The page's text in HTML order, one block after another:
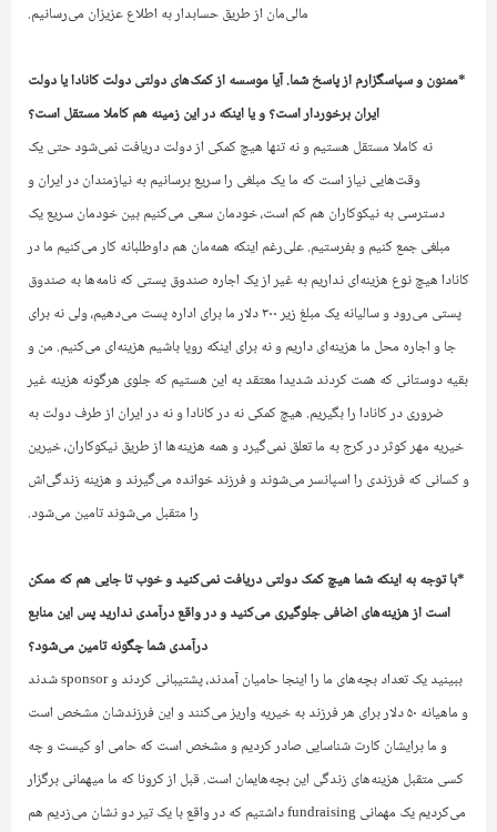
مالی‌مان از طریق حسابدار به اطلاع عزیزان می‌رسانیم.
*ممنون و سپاسگزارم از پاسخ شما. آیا موسسه از کمک‌های دولتی دولت کانادا یا دولت
ایران برخوردار است؟ و یا اینکه در این زمینه هم کاملا مستقل است؟
نه کاملا مستقل هستیم و نه تنها هیچ کمکی از دولت دریافت نمی‌شود حتی یک
وقت‌هایی نیاز است‌ که ما یک مبلغی را سریع برسانیم به نیازمندان در ایران و
دسترسی به نیکوکاران هم کم است، خودمان سعی می‌کنیم بین خودمان سریع یک
مبلغی جمع کنیم و بفرستیم. علی‌رغم اینکه همه‌مان هم داوطلبانه کار می‌کنیم‌ ما در
کانادا هیچ نوع هزینه‌ای نداریم به غیر از یک اجاره صندوق پستی که نامه‌ها به صندوق
پستی می‌رود و سالیانه یک مبلغ زیر ۳۰۰ دلار ما برای اداره پست می‌دهیم، ولی نه برای
جا و اجاره محل ما هزینه‌ای داریم و نه برای اینکه روپا باشیم هزینه‌ای می‌کنیم. من و
بقیه دوستانی که همت کردند شدیدا معتقد به این هستیم که جلوی هرگونه هزینه غیر
ضروری در کانادا را بگیریم.‌ هیچ کمکی نه در کانادا و نه در ایرا‌ن از طرف دولت به
خیریه مهر کوثر در کرج به ما تعلق نمی‌گیرد و همه هزینه‌ها از طریق نیکوکاران، خیرین
و کسانی که فرزندی را اسپانسر می‌شوند و فرزند خوانده می‌گیرند و هزینه زندگی‌اش
را متقبل می‌شوند تامین می‌شود.
*با توجه به اینکه شما هیچ کمک دولتی دریافت نمی‌کنید و خوب تا جایی هم که ممکن
است از هزینه‌های اضافی جلوگیری می‌کنید و در واقع درآمدی ندارید پس این منابع
درآمدی شما چگونه تامین می‌شود؟‌
ببینید یک تعداد بچه‌های ما را اینجا حامیان آمدند، پشتیبانی کردند وsponsorشدند
و ماهیانه ۵۰ دلار برای هر فرزند به خیریه واریز می‌کنند و این فرزندشان مشخص است‌
و ما برایشان کارت شناسایی صادر کردیم و مشخص‌ است که حامی او کیست و چه
کسی متقبل هزینه‌های زندگی این بچه‌هایمان است. قبل از کرونا که ما میهمانی برگزار
می‌کردیم یک مهمانیfundraisingداشتیم که در واقع با یک تیر دو نشان می‌زدیم‌ هم